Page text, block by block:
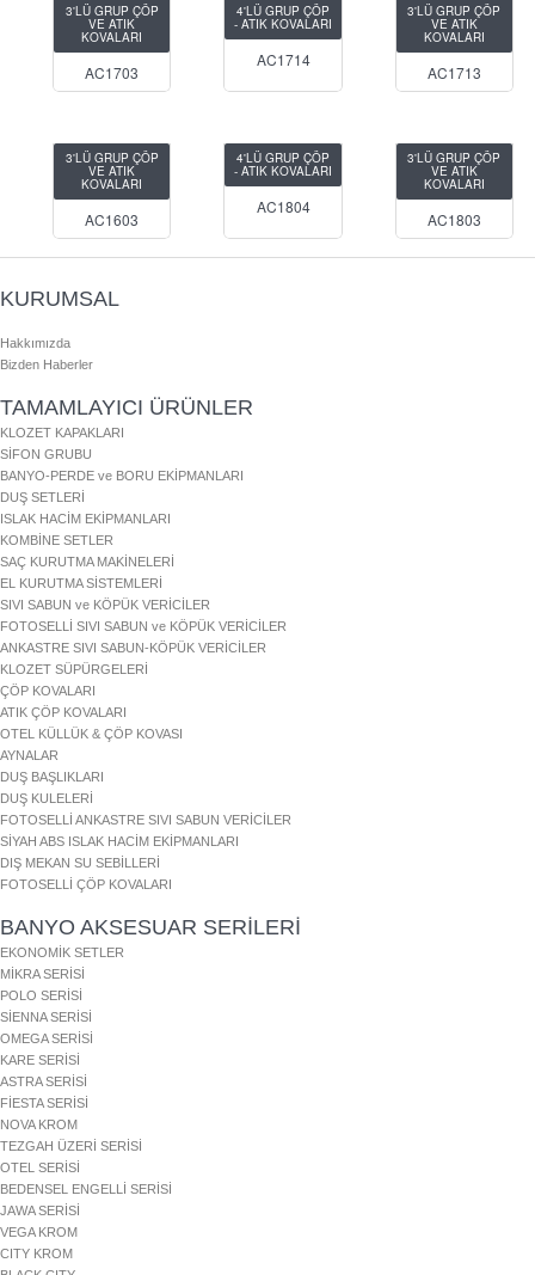
3'LÜ GRUP ÇÖP
VE ATIK
KOVALARI
AC1703
4'LÜ GRUP ÇÖP
- ATIK KOVALARI
AC1714
3'LÜ GRUP ÇÖP
VE ATIK
KOVALARI
AC1713
3'LÜ GRUP ÇÖP
VE ATIK
KOVALARI
AC1603
4'LÜ GRUP ÇÖP
- ATIK KOVALARI
AC1804
3'LÜ GRUP ÇÖP
VE ATIK
KOVALARI
AC1803
KURUMSAL
Hakkımızda
Bizden Haberler
TAMAMLAYICI ÜRÜNLER
KLOZET KAPAKLARI
SİFON GRUBU
BANYO-PERDE ve BORU EKİPMANLARI
DUŞ SETLERİ
ISLAK HACİM EKİPMANLARI
KOMBİNE SETLER
SAÇ KURUTMA MAKİNELERİ
EL KURUTMA SİSTEMLERİ
SIVI SABUN ve KÖPÜK VERİCİLER
FOTOSELLİ SIVI SABUN ve KÖPÜK VERİCİLER
ANKASTRE SIVI SABUN-KÖPÜK VERİCİLER
KLOZET SÜPÜRGELERİ
ÇÖP KOVALARI
ATIK ÇÖP KOVALARI
OTEL KÜLLÜK & ÇÖP KOVASI
AYNALAR
DUŞ BAŞLIKLARI
DUŞ KULELERİ
FOTOSELLİ ANKASTRE SIVI SABUN VERİCİLER
SİYAH ABS ISLAK HACİM EKİPMANLARI
DIŞ MEKAN SU SEBİLLERİ
FOTOSELLİ ÇÖP KOVALARI
BANYO AKSESUAR SERİLERİ
EKONOMİK SETLER
MİKRA SERİSİ
POLO SERİSİ
SİENNA SERİSİ
OMEGA SERİSİ
KARE SERİSİ
ASTRA SERİSİ
FİESTA SERİSİ
NOVA KROM
TEZGAH ÜZERİ SERİSİ
OTEL SERİSİ
BEDENSEL ENGELLİ SERİSİ
JAWA SERİSİ
VEGA KROM
CITY KROM